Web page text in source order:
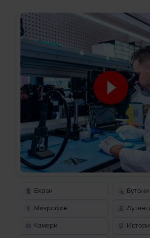
Екран Бутони
Микрофон
Камери